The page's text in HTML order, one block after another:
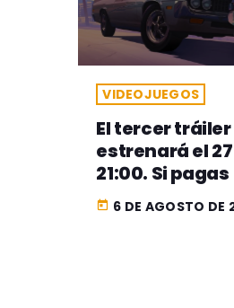
VIDEOJUEGOS
El tercer tráiler
estrenará el
21:00. Si pagas
today 6 DE AGOSTO DE